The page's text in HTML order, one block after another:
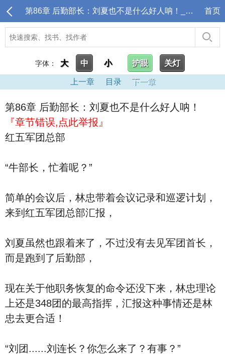
第86章 后勤部长：刘夏也不是什么好人呐！_抗战：从两万五千里长征开始 首页
字体： 大 中 小 护眼 关灯
上一章 目录 下一章
第86章 后勤部长：刘夏也不是什么好人呐！
『章节错误,点此举报』
红五军团总部
“牛部长，忙着呢？”
简单的会议后，林忠带着会议记录和巡逻计划，
来到红五军团总部汇报，
刘夏虽然也跟着来了，不过没有去见军团首长，
而是跑到了后勤部，
现在关于他职务恢复的命令还没下来，林忠理论
上还是348团的最高指挥，汇报这种事情还是林
忠去更合适！
“刘团......刘连长？你怎么来了？有事？”